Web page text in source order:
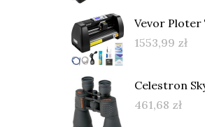
Vevor Ploter
1553,99 zł
Celestron
461,68 zł